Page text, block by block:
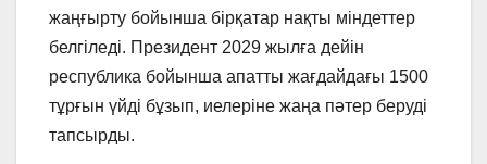
жаңғырту бойынша бірқатар нақты міндеттер
белгіледі. Президент 2029 жылға дейін
республика бойынша апатты жағдайдағы 1500
тұрғын үйді бұзып, иелеріне жаңа пәтер беруді
тапсырды.